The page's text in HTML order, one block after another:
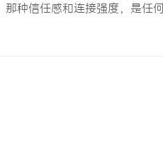
种信任感和连接强度，是任
石。然而，外贸展会的成本